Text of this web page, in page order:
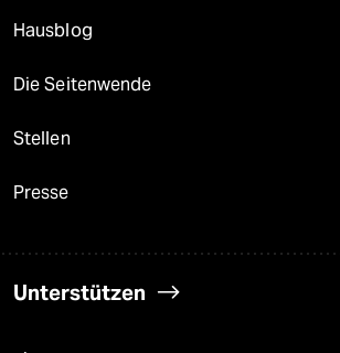
Hausblog
Die Seitenwende
Stellen
Presse
Unterstützen